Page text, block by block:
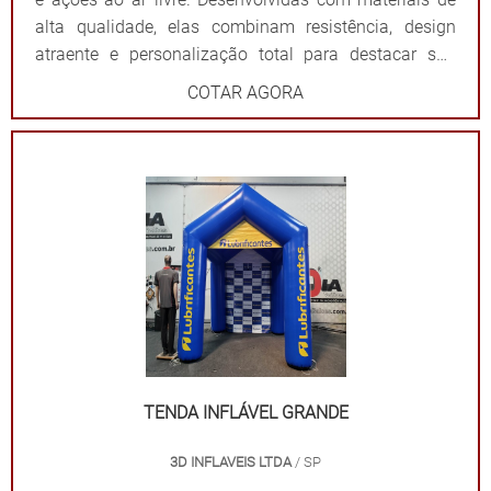
alta qualidade, elas combinam resistência, design
atraente e personalização total para destacar sua
marca de forma impactante. Cada tenda é projetada
ampla visibilidade com cores vibrantes e áreas
mensagem. Além de proteger contra sol ou chuva,
elas criam um ponto de referência visual que atrai o
público e fortalece sua presença em qualquer evento.
Por que escolher as tendas infláveis da 3D Mídia
impressões exclusivas. Praticidade: Fácil transporte,
montagem e desmontagem. Durabilidade: Feitas com
materiais resistentes para uso frequente. Impacto
visual: Garantem destaque em meio a qualquer
inesquecível com uma solução que combina
COTAR AGORA
TENDA INFLÁVEL GRANDE
3D INFLAVEIS LTDA/ SP